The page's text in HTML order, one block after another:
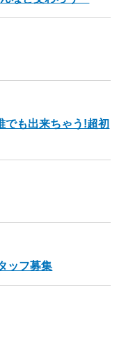
も出来ちゃう!超初
ッフ募集